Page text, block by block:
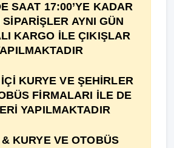
SAAT 17:00’YE KADAR
AYNI GÜN
KARGO İLE ÇIKIŞLAR
KURYE VE ŞEHİRLER
FİRMALARI İLE DE
YAPILMAKTADIR
KURYE VE OTOBÜS